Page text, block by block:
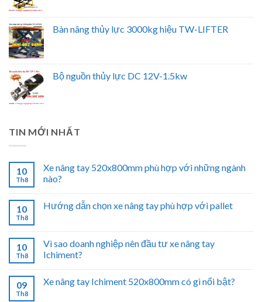
Bàn nâng thủy lực 3000kg hiệu TW-LIFTER
Bộ nguồn thủy lực DC 12V-1.5kw
TIN MỚI NHẤT
10
Th8
Xe nâng tay 520x800mm phù hợp với những ngành
nào?
10
Th8
Hướng dẫn chọn xe nâng tay phù hợp với pallet
10
Th8
Vì sao doanh nghiệp nên đầu tư xe nâng tay
Ichiment?
09
Th8
Xe nâng tay Ichiment 520x800mm có gì nổi bật?